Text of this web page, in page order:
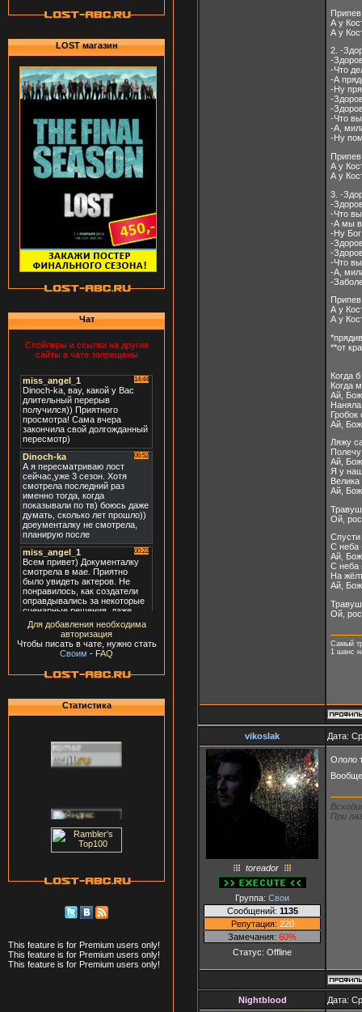
LOST магазин
Чат
Спойлеры и ссылки на другие
сайты в чате запрещены
Для добавления необходима
авторизация
Чтобы писать в чате, нужно стать
Своим - FAQ
Статистика
This feature is for Premium users only!
This feature is for Premium users only!
This feature is for Premium users only!
А у
А у
2. -
-
-Что
-А
-Ну
-
-
-Что
-А,
-Ну
А у
А у
3. -
-
-Что
-А мы
-Ну
-
-
-Что
-А,
-
А у
А у
**от
Когда
Когда
Ай,
Наняла
Гробок
Ай,
Ляжу
Ай,
Я у
Велика
Ай,
Ой,
Спусти
С неба
Ай,
С неба
На
Ай,
Ой,
Самый
1 шанс
vikoslak Дата:
toreador
Группа: Свои
Сообщений: 1135
Репутация: 220
Замечания: 60%
Статус: Offline
Ололо
При
Nightblood Дата: